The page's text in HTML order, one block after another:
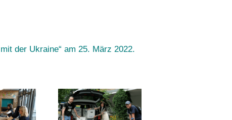
der Ukraine“ am 25. März 2022.